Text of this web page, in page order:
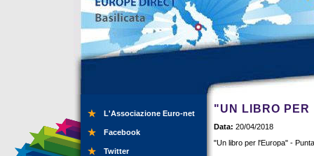
L'Associazione Euro-net
Facebook
Twitter
"UN LIBRO PER
Data: 20/04/2018
"Un libro per l'Europa" -